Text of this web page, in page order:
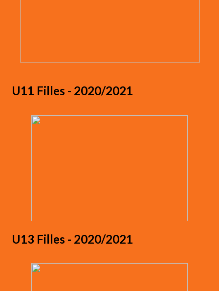
U11 Filles - 2020/2021
U13 Filles - 2020/2021